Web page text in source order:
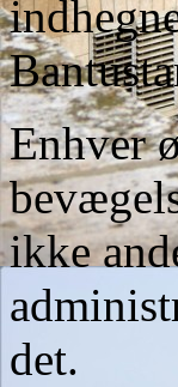
Enhver
ikke
det.